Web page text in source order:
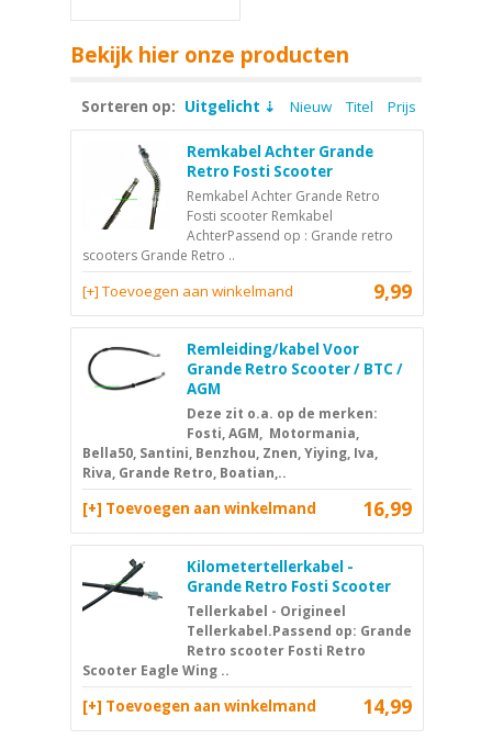
Bekijk hier onze producten
Sorteren op: Uitgelicht Nieuw Titel Prijs
Remkabel Achter Grande
Retro Fosti Scooter
Remkabel Achter Grande Retro
Fosti scooter Remkabel
AchterPassend op : Grande retro
scooters Grande Retro ..
9,99
[+] Toevoegen aan winkelmand
Remleiding/kabel Voor
Grande Retro Scooter / BTC /
AGM
Deze zit o.a. op de merken:
Fosti, AGM, Motormania,
Bella50, Santini, Benzhou, Znen, Yiying, Iva,
Riva, Grande Retro, Boatian,..
16,99
[+] Toevoegen aan winkelmand
Kilometertellerkabel -
Grande Retro Fosti Scooter
Tellerkabel - Origineel
Tellerkabel.Passend op: Grande
Retro scooter Fosti Retro
Scooter Eagle Wing ..
14,99
[+] Toevoegen aan winkelmand